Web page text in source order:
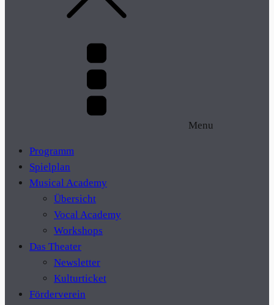
Menu
Programm
Spielplan
Musical Academy
Übersicht
Vocal Academy
Workshops
Das Theater
Newsletter
Kulturticket
Förderverein